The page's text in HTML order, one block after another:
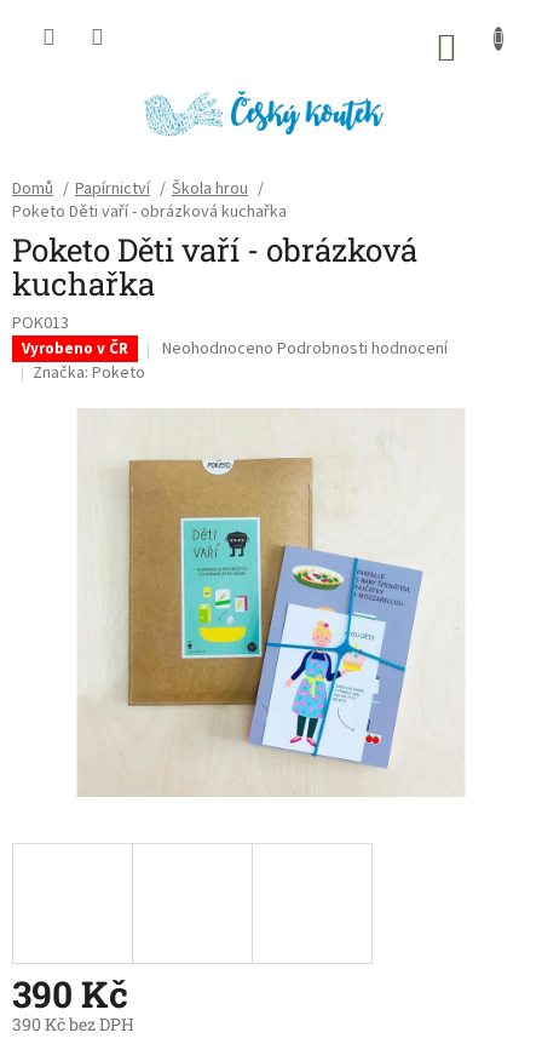
Domů / Papírnictví / Škola hrou /
Poketo Děti vaří - obrázková kuchařka
Poketo Děti vaří - obrázková
kuchařka
POK013
Vyrobeno v ČR
Průměrné
je
z
hvězdiček.
Neohodnoceno Podrobnosti hodnocení
Značka: Poketo
390 Kč
390 Kč bez DPH